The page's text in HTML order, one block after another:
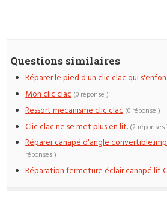
Questions similaires
Réparer le pied d'un clic clac qui
Mon clic clac (0 réponse )
Ressort mecanisme clic clac (0 réponse )
Clic clac ne se met plus en lit. (2 réponses
Réparer canapé d'angle
réponses )
Réparation fermeture éclair canapé lit